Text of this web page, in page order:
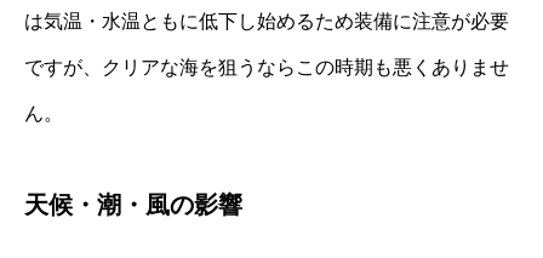
は気温・水温ともに低下し始めるため装備に注意が必要
ですが、クリアな海を狙うならこの時期も悪くありませ
ん。
天候・潮・風の影響